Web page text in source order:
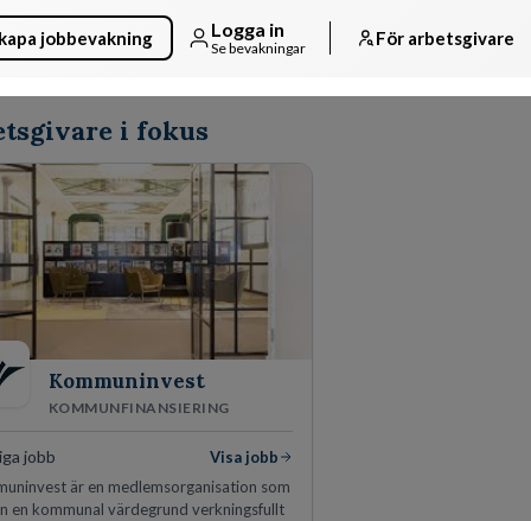
jobbevakning Logga in
Se bevakningar För arbetsgivare
i fokus
Kommuninvest
KOMMUNFINANSIERING
jobb
Visa jobb
är en medlemsorganisation som
en kommunal värdegrund verkningsfullt